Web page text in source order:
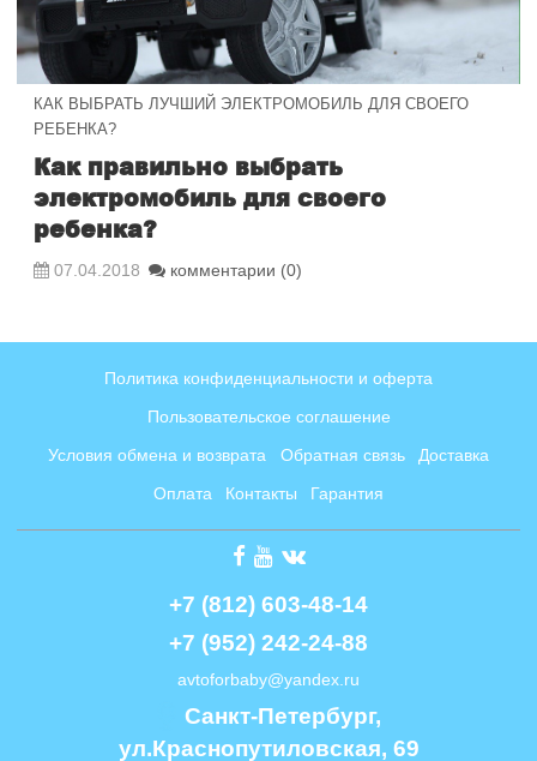
КАК ВЫБРАТЬ ЛУЧШИЙ ЭЛЕКТРОМОБИЛЬ ДЛЯ СВОЕГО
РЕБЕНКА?
Как правильно выбрать
электромобиль для своего
ребенка?
07.04.2018 комментарии (0)
Политика конфиденциальности и оферта
Пользовательское соглашение
Условия обмена и возврата Обратная связь Доставка
Оплата Контакты Гарантия
+7 (812) 603-48-14
+7 (952) 242-24-88
avtoforbaby@yandex.ru
Cанкт-Петербург,
ул.Краснопутиловская, 69